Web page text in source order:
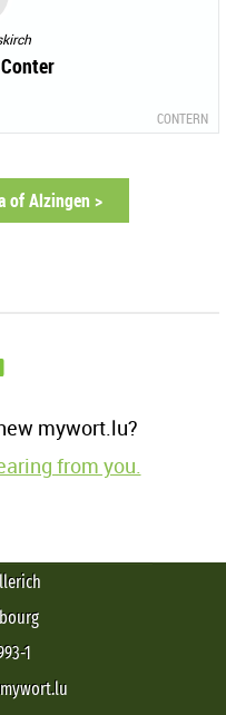
CONTERN
of Alzingen >
mywort.lu?
from you.
1